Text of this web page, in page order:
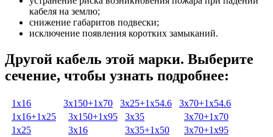
кабеля на землю;
снижение габаритов подвески;
исключение появления коротких замыканий.
Другой кабель этой марки. Выберите
сечение, чтобы узнать подробнее:
1х16 3х150+1х70 3х25+1х54.6
3х70+1х54.6
1х16+1х25
3х150+1х95 3х35
3х70+1х70
1х25
3х16 3х35+1х50
3х70+1х95